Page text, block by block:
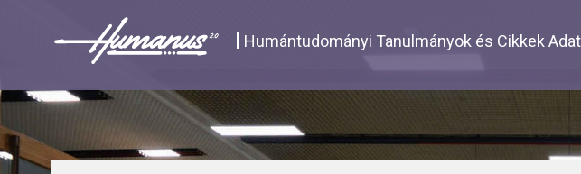
Humántudományi Tanulmányok és Cikkek